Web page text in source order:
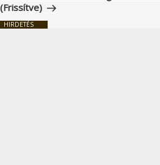
(Frissítve)
HIRDETÉS